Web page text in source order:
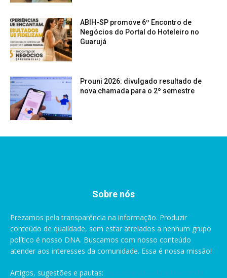
ABIH-SP promove 6º Encontro de
Negócios do Portal do Hoteleiro no
Guarujá
Prouni 2026: divulgado resultado de
nova chamada para o 2º semestre
Sobre nós
Prezamos pela transparência na informação. Produzir
conteúdo de qualidade, sem estar atrelados a nenhum grupo
político é nosso DNA. Buscamos com nosso conteúdo
atender aos interesses da comunidade. Essa é nossa missão!
Artigos, sugestões e pautas: pauta@anoticiabrasilia.com.br